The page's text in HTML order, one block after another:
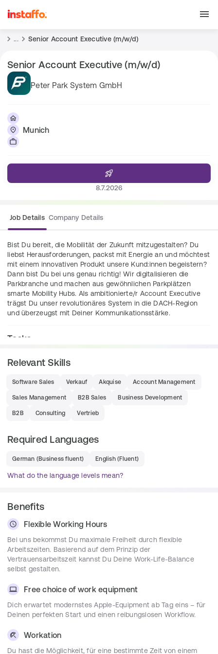
... Senior Account Executive (m/w/d)
Senior Account Executive (m/w/d)
Peter Park System GmbH
Munich
8.7.2026
Job Details Company Details
Bist Du bereit, die Mobilität der Zukunft mitzugestalten? Du
liebst Herausforderungen, packst mit Energie an und möchtest
mit einem innovativen Produkt unsere Kund:innen begeistern?
Dann bist Du bei uns genau richtig! Wir digitalisieren die
Parkbranche und machen aus gewöhnlichen Parkplätzen
smarte Mobility Hubs. Als ambitionierte/r Account Executive
trägst Du unser revolutionäres System in die DACH-Region
und überzeugst mit Deiner Kommunikationsstärke.
Tasks
Skalierung unseres innovativen Produkts in der
Geschäftskund:innen von der ersten Beratung bis
hin zum Vertragsabschluss und bist
Ansprechpartner:in für alle Themen rund um
Ausschreibungen und Partnerschaften. Du agierst
Representatives, die bei der Lead-Qualifizierung
Kundenpräsentationen:
Langfristige Kundenbeziehungen:
erfolgreiche Projektierung unseres Systems sicher.
Mentoring: Du unterstützt und coachst die Junior
Account Executives im Team, indem Du Dein
Wissen und Deine Erfahrung weitergibst.
Enge Zusammenarbeit:
Projektmanagement, CRM und Tech zusammen.
Requirements
Mindestens 4 Jahre
Vertriebserfahrung: Idealerweise im SaaS-Umfeld.
Relevant Skills
Software Sales Verkauf Akquise Account Management
Sales Management B2B Sales Business Development
B2B Consulting Vertrieb
Required Languages
German (Business fluent) English(Fluent)
What do the language levels mean?
Benefits
Flexible Working Hours
Bei uns bekommst Du maximale Freiheit durch flexible
Arbeitszeiten. Basierend auf dem Prinzip der
Vertrauensarbeitszeit kannst Du Deine Work-Life-Balance
selbst gestalten.
Free choice of work equipment
Dich erwartet modernstes Apple-Equipment ab Tag eins – für
Deinen perfekten Start und einen reibungslosen Workflow.
Workation
Du hast die Möglichkeit, für eine bestimmte Zeit von einem